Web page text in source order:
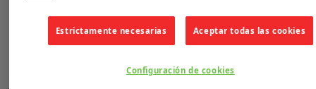
Las prácticas en centros de trabajo (FCT): El
puente definitivo hacia la cultura empresarial
Las FCT son tu primer contacto real con el feedback, la
Estrictamente necesarias Aceptar todas las cookies
Configuración de cookies